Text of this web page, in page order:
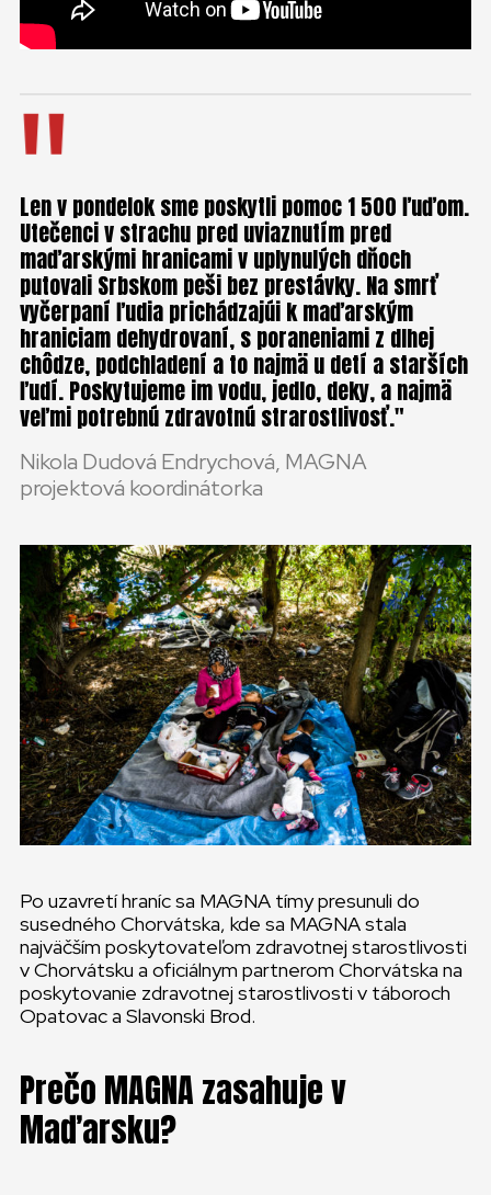
Len v pondelok sme poskytli pomoc 1 500 ľuďom.
Utečenci v strachu pred uviaznutím pred
maďarskými hranicami v uplynulých dňoch
putovali Srbskom peši bez prestávky. Na smrť
vyčerpaní ľudia prichádzajúi k maďarským
hraniciam dehydrovaní, s poraneniami z dlhej
chôdze, podchladení a to najmä u detí a starších
ľudí. Poskytujeme im vodu, jedlo, deky, a najmä
veľmi potrebnú zdravotnú strarostlivosť.
Nikola Dudová Endrychová, MAGNA
projektová koordinátorka
Po uzavretí hraníc sa MAGNA tímy presunuli do
susedného Chorvátska, kde sa MAGNA stala
najväčším poskytovateľom zdravotnej starostlivosti
v Chorvátsku a oficiálnym partnerom Chorvátska na
poskytovanie zdravotnej starostlivosti v táboroch
Opatovac a Slavonski Brod.
Prečo MAGNA zasahuje v
Maďarsku?